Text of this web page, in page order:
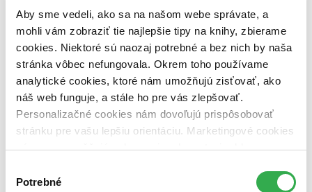
Aby sme vedeli, ako sa na našom webe správate, a
mohli vám zobraziť tie najlepšie tipy na knihy, zbierame
cookies. Niektoré sú naozaj potrebné a bez nich by naša
stránka vôbec nefungovala. Okrem toho používame
analytické cookies, ktoré nám umožňujú zisťovať, ako
náš web funguje, a stále ho pre vás zlepšovať.
Personalizačné cookies nám dovoľujú prispôsobovať
stránku pre vašu lepšiu orientáciu. Marketingové cookies
nám zas umožňujú zobrazenie relevantnej reklamy.
nám pomohlo, keby sme mohli používať všetky tieto
súhlasu
Potrebné
brožovaná väzba (1 titul)brožovaná väzba1
Zoradiť
Bestsellery
Top hodnotené
Najlacnejšie